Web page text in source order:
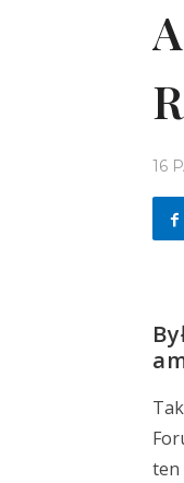
16
ten